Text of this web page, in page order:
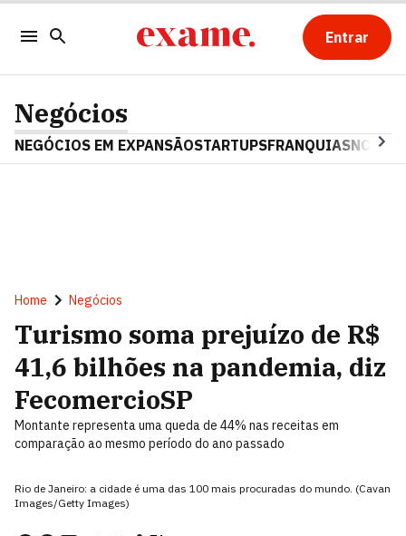
Entrar
Negócios
NEGÓCIOS EM EXPANSÃOSTARTUPSFRANQUIAS
Home Negócios
Turismo soma prejuízo de R$
41,6 bilhões na pandemia, diz
FecomercioSP
Montante representa uma queda de 44% nas receitas em
comparação ao mesmo período do ano passado
Rio de Janeiro: a cidade é uma das 100 mais procuradas do mundo. (Cavan
Images/Getty Images)